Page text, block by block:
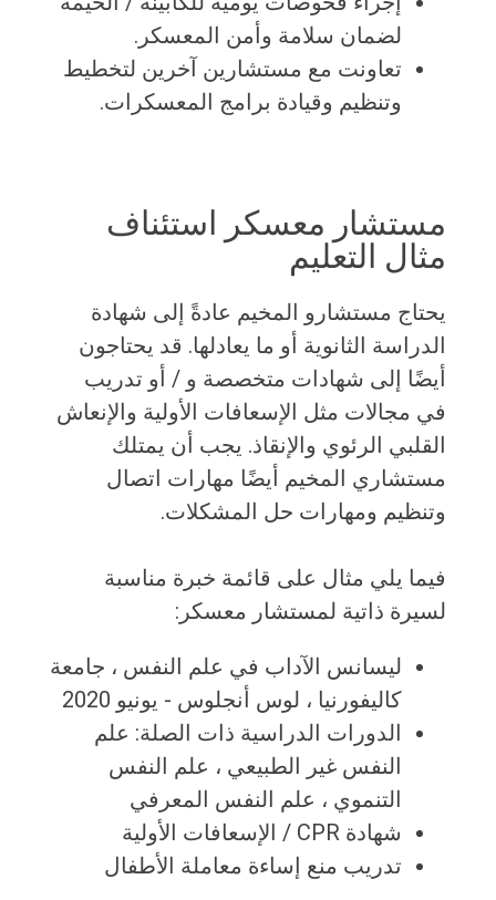
لضمان سلامة وأمن المعسكر.
تعاونت مع مستشارين آخرين لتخطيط
وتنظيم وقيادة برامج المعسكرات.
مستشار معسكر استئناف
مثال التعليم
يحتاج مستشارو المخيم عادةً إلى شهادة
الدراسة الثانوية أو ما يعادلها. قد يحتاجون
أيضًا إلى شهادات متخصصة و / أو تدريب
في مجالات مثل الإسعافات الأولية والإنعاش
القلبي الرئوي والإنقاذ. يجب أن يمتلك
مستشاري المخيم أيضًا مهارات اتصال
وتنظيم ومهارات حل المشكلات.
فيما يلي مثال على قائمة خبرة مناسبة
لسيرة ذاتية لمستشار معسكر:
ليسانس الآداب في علم النفس ، جامعة
كاليفورنيا ، لوس أنجلوس - يونيو 2020
الدورات الدراسية ذات الصلة: علم
النفس غير الطبيعي ، علم النفس
التنموي ، علم النفس المعرفي
شهادة CPR / الإسعافات الأولية
تدريب منع إساءة معاملة الأطفال